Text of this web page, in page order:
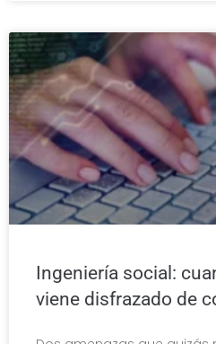
Ingeniería social:
viene disfrazado de